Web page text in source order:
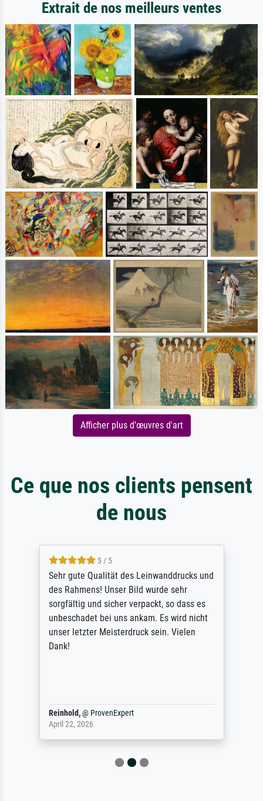
Extrait de nos meilleurs ventes
Afficher plus d'œuvres d'art
Ce que nos clients pensent
de nous
5 / 5
Sehr gute Qualität des Leinwanddrucks und
des Rahmens! Unser Bild wurde sehr
sorgfältig und sicher verpackt, so dass es
unbeschadet bei uns ankam. Es wird nicht
unser letzter Meisterdruck sein. Vielen
Dank!
Reinhold,@ ProvenExpert
April 22, 2026